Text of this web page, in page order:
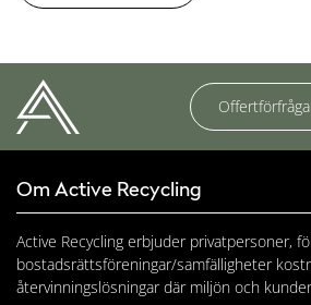
Om Active Recycling
Active Recycling erbjuder privatpersoner,
bostadsrättsföreningar/samfälligheter
återvinningslösningar där miljön och